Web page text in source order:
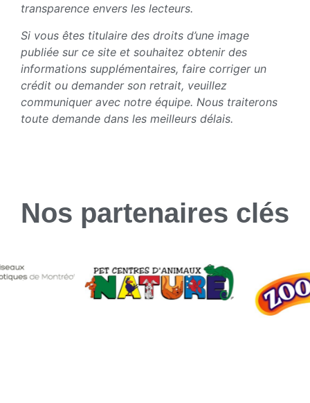
transparence envers les lecteurs.
Si vous êtes titulaire des droits d’une image
publiée sur ce site et souhaitez obtenir des
informations supplémentaires, faire corriger un
crédit ou demander son retrait, veuillez
communiquer avec notre équipe. Nous traiterons
toute demande dans les meilleurs délais.
Nos partenaires clés